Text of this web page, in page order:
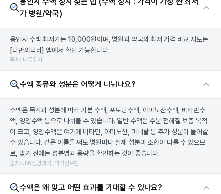
가 병원/약국)
용인시 수액 최저가는 10,000원이며, 병원과 약국의 최저 가격 비교 지도는
[나만의닥터] 앱에서 확인 가능합니다.
출처: 나무위키
수액 종류와 성분은 어떻게 나뉘나요?
수액은 목적과 성분에 따라 기본 수액, 포도당수액, 아미노산수액, 비타민수
액, 영양수액 등으로 나눠볼 수 있습니다. 일반 수액은 수분·전해질 보충 목적
이 크고, 영양수액은 여기에 비타민, 아미노산, 미네랄 등 추가 성분이 들어갈
수 있습니다. 같은 이름을 써도 병원마다 실제 성분과 조합이 다를 수 있으므
로, 맞기 전에는 성분명과 용량을 확인하는 것이 좋습니다.
출처: JW생명과학, 약학정보원
수액은 왜 맞고 어떤 효과를 기대할 수 있나요?